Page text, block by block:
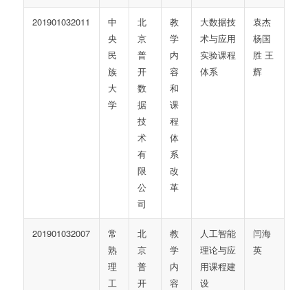
201901032011
中
央
民
族
大
学
北
京
普
开
数
据
技
术
有
限
公
司
教
学
内
容
和
课
程
体
系
改
革
大数据技
术与应用
实验课程
体系
袁杰
杨国
胜 王
辉
201901032007
常
熟
理
工
北
京
普
开
教
学
内
容
人工智能
理论与应
用课程建
设
闫海
英